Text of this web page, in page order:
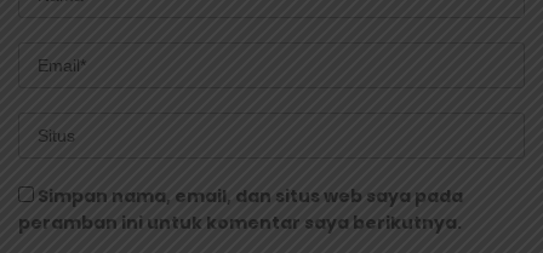
Simpan nama, email, dan situs web saya pada
peramban ini untuk komentar saya berikutnya.